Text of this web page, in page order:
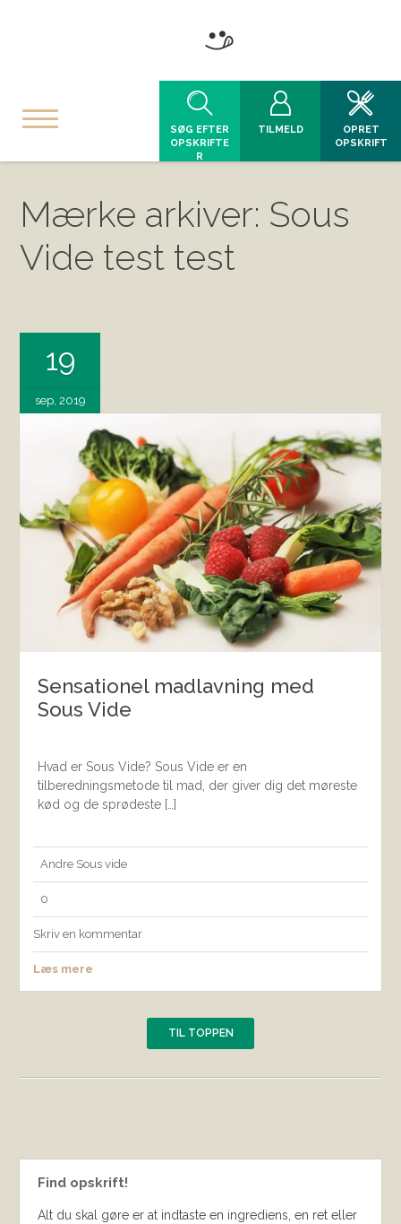
SØG EFTER
OPSKRIFTE
R
TILMELD
OPRET
OPSKRIFT
Mærke arkiver: Sous
Vide test test
19
sep, 2019
Sensationel madlavning med
Sous Vide
Hvad er Sous Vide? Sous Vide er en
tilberedningsmetode til mad, der giver dig det møreste
kød og de sprødeste […]
Andre Sous vide
0
Skriv en kommentar
Læs mere
TIL TOPPEN
Find opskrift!
Alt du skal gøre er at indtaste en ingrediens, en ret eller